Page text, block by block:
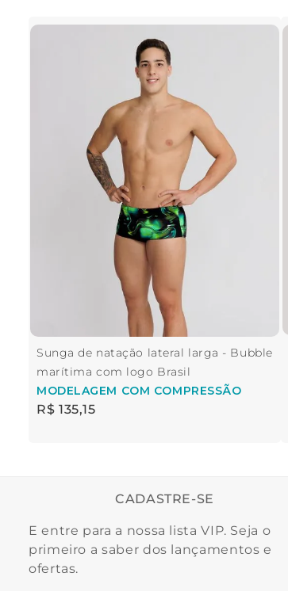
Sunga de natação lateral larga - Bubble
marítima com logo Brasil
MODELAGEM COM COMPRESSÃO
R$ 135,15
CADASTRE-SE
E entre para a nossa lista VIP. Seja o
primeiro a saber dos lançamentos e
ofertas.